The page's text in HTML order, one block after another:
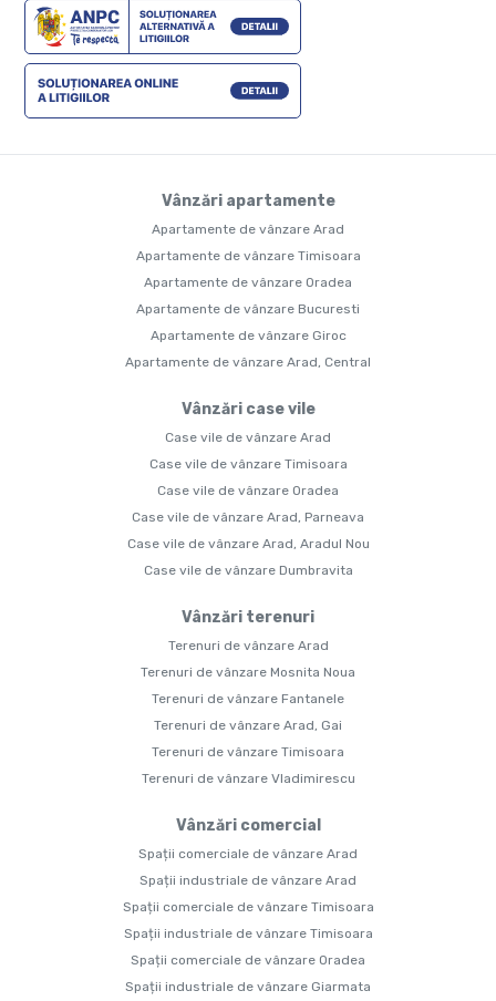
Vânzări apartamente
Apartamente de vânzare Arad
Apartamente de vânzare Timisoara
Apartamente de vânzare Oradea
Apartamente de vânzare Bucuresti
Apartamente de vânzare Giroc
Apartamente de vânzare Arad, Central
Vânzări case vile
Case vile de vânzare Arad
Case vile de vânzare Timisoara
Case vile de vânzare Oradea
Case vile de vânzare Arad, Parneava
Case vile de vânzare Arad, Aradul Nou
Case vile de vânzare Dumbravita
Vânzări terenuri
Terenuri de vânzare Arad
Terenuri de vânzare Mosnita Noua
Terenuri de vânzare Fantanele
Terenuri de vânzare Arad, Gai
Terenuri de vânzare Timisoara
Terenuri de vânzare Vladimirescu
Vânzări comercial
Spații comerciale de vânzare Arad
Spații industriale de vânzare Arad
Spații comerciale de vânzare Timisoara
Spații industriale de vânzare Timisoara
Spații comerciale de vânzare Oradea
Spații industriale de vânzare Giarmata